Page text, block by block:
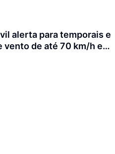
alerta para temporais e
vento de até 70 km/h em